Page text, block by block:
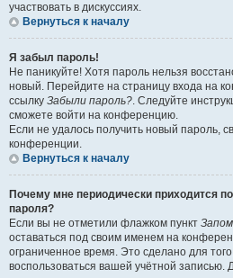
участвовать в дискуссиях.
Вернуться к началу
Я забыл пароль!
Не паникуйте! Хотя пароль нельзя
новый. Перейдите на страницу входа на
ссылку Забыли пароль?. Следуйте
сможете войти на конференцию.
Если не удалось получить новый пароль,
конференции.
Вернуться к началу
Почему мне периодически приходится
пароля?
Если вы не отметили флажком пункт
оставаться под своим именем на
ограниченное время. Это сделано для
воспользоваться вашей учётной записью.